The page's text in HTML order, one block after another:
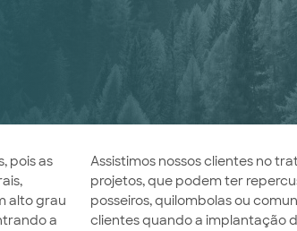
pois as
alto grau
a
Assistimos nossos clientes no
projetos, que podem ter
posseiros, quilombolas ou
clientes quando a implantação